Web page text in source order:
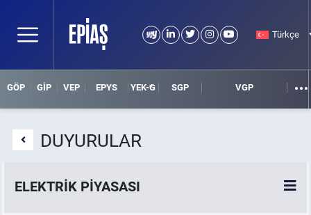
Türkçe
GÖP GİP VEP EPYS YEK-G SGP VGP
DUYURULAR
ELEKTRİK PİYASASI